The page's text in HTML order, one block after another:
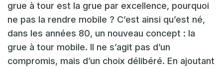
Privacy policy
grue à tour est la grue par excellence, pourquoi
ne pas la rendre mobile ? C’est ainsi qu’est né,
dans les années 80, un nouveau concept : la
grue à tour mobile. Il ne s’agit pas d’un
compromis, mais d’un choix délibéré. En ajoutant